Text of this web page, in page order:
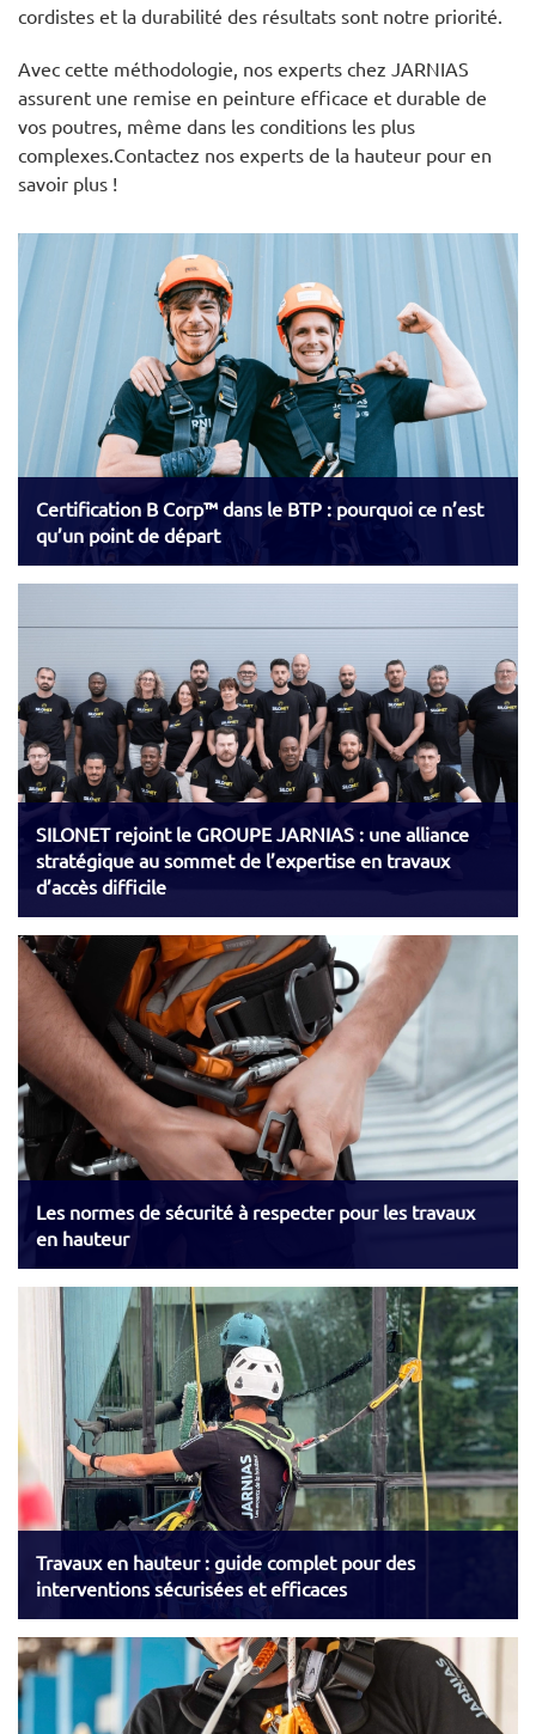
cordistes et la durabilité des résultats sont notre priorité.
Avec cette méthodologie, nos experts chez JARNIAS
assurent une remise en peinture efficace et durable de
vos poutres, même dans les conditions les plus
complexes.Contactez nos experts de la hauteur pour en
savoir plus !
Certification B Corp™ dans le BTP : pourquoi ce n’est
qu’un point de départ
SILONET rejoint le GROUPE JARNIAS : une alliance
stratégique au sommet de l’expertise en travaux
d’accès difficile
Les normes de sécurité à respecter pour les travaux
en hauteur
Travaux en hauteur : guide complet pour des
interventions sécurisées et efficaces